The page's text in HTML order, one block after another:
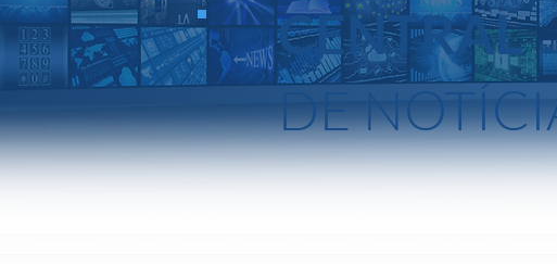
CENTRAL
DE